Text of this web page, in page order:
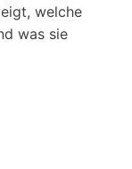
welche
was sie